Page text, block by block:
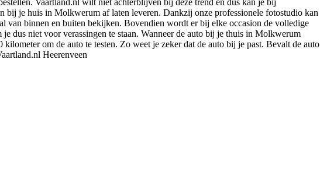
Vaartland.nl wilt niet achterblijven bij deze trend en dus kan je bij
bij je huis in Molkwerum af laten leveren. Dankzij onze professionele fotostudio kan
van binnen en buiten bekijken. Bovendien wordt er bij elke occasion de volledige
dus niet voor verassingen te staan. Wanneer de auto bij je thuis in Molkwerum
om de auto te testen. Zo weet je zeker dat de auto bij je past. Bevalt de auto
Heerenveen